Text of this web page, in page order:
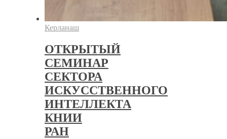
Керланаш
ОТКРЫТЫЙ
СЕМИНАР
СЕКТОРА
ИСКУССТВЕННОГО
ИНТЕЛЛЕКТА
КНИИ
РАН